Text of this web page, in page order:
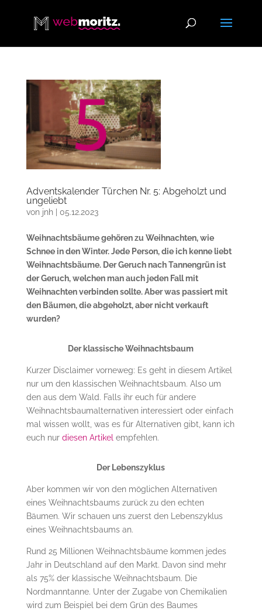
Adventskalender Türchen Nr. 5: Abgeholzt und
ungeliebt
von jnh| 05.12.2023
Weihnachtsbäume gehören zu Weihnachten, wie
Schnee in den Winter. Jede Person, die ich kenne liebt
Weihnachtsbäume. Der Geruch nach Tannengrün ist
der Geruch, welchen man auch jeden Fall mit
Weihnachten verbinden sollte. Aber was passiert mit
den Bäumen, die abgeholzt, aber nicht verkauft
wurden?
Der klassische Weihnachtsbaum
Kurzer Disclaimer vorneweg: Es geht in diesem Artikel
nur um den klassischen Weihnachtsbaum. Also um
den aus dem Wald. Falls ihr euch für andere
Weihnachtsbaumalternativen interessiert oder einfach
mal wissen wollt, was es für Alternativen gibt, kann ich
euch nur diesen Artikelempfehlen.
Der Lebenszyklus
Aber kommen wir von den möglichen Alternativen
eines Weihnachtsbaums zurück zu den echten
Bäumen. Wir schauen uns zuerst den Lebenszyklus
eines Weihnachtsbaums an.
Rund 25 Millionen Weihnachtsbäume kommen jedes
Jahr in Deutschland auf den Markt. Davon sind mehr
als 75% der klassische Weihnachtsbaum. Die
Nordmanntanne. Unter der Zugabe von Chemikalien
wird zum Beispiel bei dem Grün des Baumes